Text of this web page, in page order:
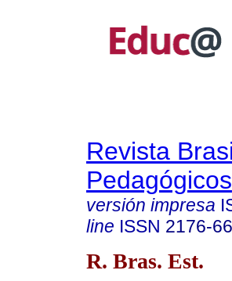
Revista
Pedagógicos
versión impresa
line ISSN 2176-
R. Bras. Est.